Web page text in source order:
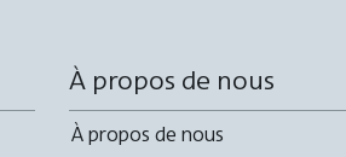
À propos de nous
À propos de nous